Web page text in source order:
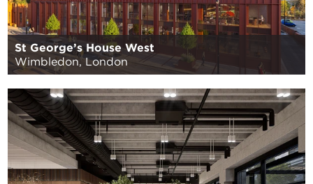
St George’s House West
Wimbledon, London